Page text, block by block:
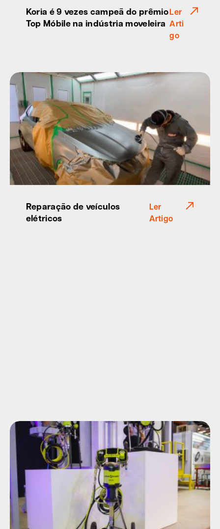
Koria é 9 vezes campeã do prêmio
Top Móbile na indústria moveleira
Ler
Arti
go
Reparação de veículos
elétricos
Ler
Artigo